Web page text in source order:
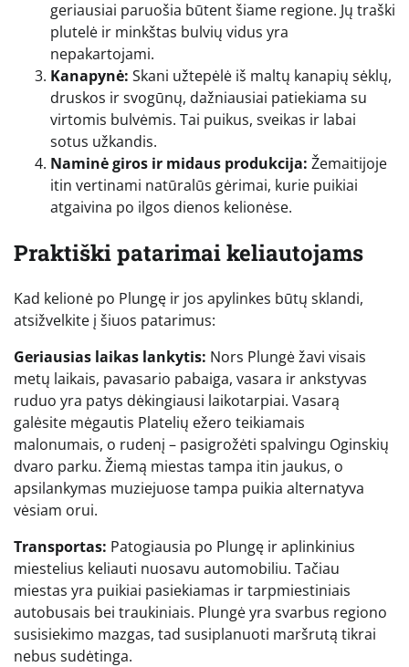
geriausiai paruošia būtent šiame regione. Jų traški
plutelė ir minkštas bulvių vidus yra
nepakartojami.
Kanapynė: Skani užtepėlė iš maltų kanapių sėklų,
druskos ir svogūnų, dažniausiai patiekiama su
virtomis bulvėmis. Tai puikus, sveikas ir labai
sotus užkandis.
Naminė giros ir midaus produkcija: Žemaitijoje
itin vertinami natūralūs gėrimai, kurie puikiai
atgaivina po ilgos dienos kelionėse.
Praktiški patarimai keliautojams
Kad kelionė po Plungę ir jos apylinkes būtų sklandi,
atsižvelkite į šiuos patarimus:
Geriausias laikas lankytis: Nors Plungė žavi visais
metų laikais, pavasario pabaiga, vasara ir ankstyvas
ruduo yra patys dėkingiausi laikotarpiai. Vasarą
galėsite mėgautis Platelių ežero teikiamais
malonumais, o rudenį – pasigrožėti spalvingu Oginskių
dvaro parku. Žiemą miestas tampa itin jaukus, o
apsilankymas muziejuose tampa puikia alternatyva
vėsiam orui.
Transportas: Patogiausia po Plungę ir aplinkinius
miestelius keliauti nuosavu automobiliu. Tačiau
miestas yra puikiai pasiekiamas ir tarpmiestiniais
autobusais bei traukiniais. Plungė yra svarbus regiono
susisiekimo mazgas, tad susiplanuoti maršrutą tikrai
nebus sudėtinga.